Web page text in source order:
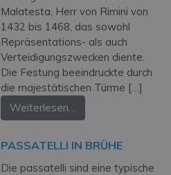
Malatesta, Herr von Rimini von
1432 bis 1468, das sowohl
Repräsentations- als auch
Verteidigungszwecken diente.
Die Festung beeindruckte durch
die majestätischen Türme […]
Weiterlesen…
PASSATELLI IN BRÜHE
Die passatelli sind eine typische